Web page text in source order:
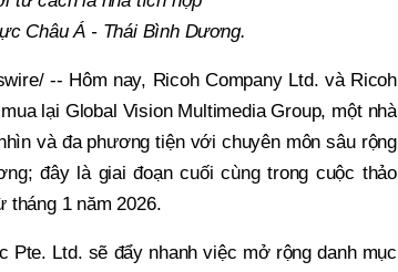
Châu Á - Thái Bình Dương.
-- Hôm nay, Ricoh Company Ltd. và Ricoh
lại Global Vision Multimedia Group, một nhà
và đa phương tiện với chuyên môn sâu rộng
đây là giai đoạn cuối cùng trong cuộc thảo
tháng 1 năm 2026.
Pte. Ltd. sẽ đẩy nhanh việc mở rộng danh mục